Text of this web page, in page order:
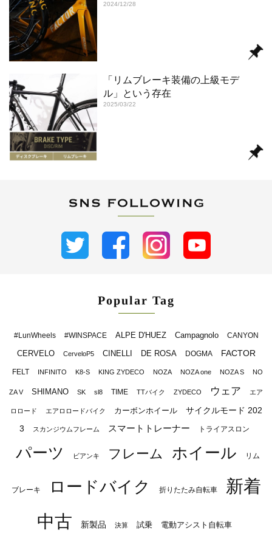
2024/12/28
「リムブレーキ装備の上級モデ
ル」という存在
2025/03/22
Popular Tag
#LunWheels #WINSPACE ALPE D'HUEZ Campagnolo CANYON
CERVELO CerveloP5 CINELLI DE ROSA DOGMA FACTOR
FELT INFINITO K8-S KING ZYDECO NOZA NOZA one NOZA S NO
ZA V SHIMANO SK sl8 TIME TTバイク ZYDECO ウェア エア
ロロード エアロロードバイク カーボンホイール
サイクルモード 202
3
スカンジウムフレーム スマートトレーナー トライアスロン
パーツ ビアンキ フレーム ホイール リム
ブレーキ ロードバイク 折りたたみ自転車
新着
中古
新製品 決算 試乗 電動アシスト自転車